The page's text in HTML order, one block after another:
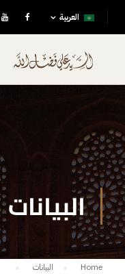
العربية
البيانات
Home
البيانات